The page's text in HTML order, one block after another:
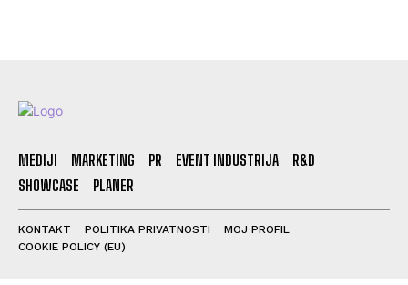
MEDIJI MARKETING PR EVENT INDUSTRIJA
R&D
SHOWCASE
PLANER
KONTAKT POLITIKA PRIVATNOSTI
MOJ PROFIL
COOKIE POLICY (EU)